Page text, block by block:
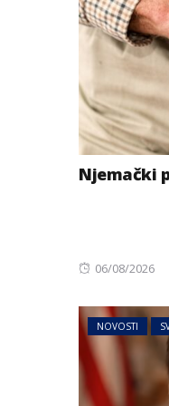
Njemački
Posted
06/08/2026
NOVOSTI